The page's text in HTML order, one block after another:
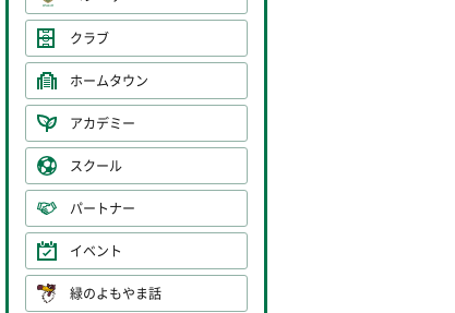
クラブ
ホームタウン
アカデミー
スクール
パートナー
イベント
緑のよもやま話